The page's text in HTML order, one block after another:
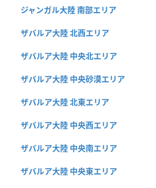
ジャンガル大陸 南部エリア
ザバルア大陸 北西エリア
ザバルア大陸 中央北エリア
ザバルア大陸 中央砂漠エリア
ザバルア大陸 北東エリア
ザバルア大陸 中央西エリア
ザバルア大陸 中央南エリア
ザバルア大陸 中央東エリア